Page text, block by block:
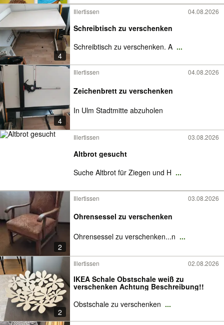
4
Illertissen 04.08.2026
Schreibtisch zu verschenken
Schreibtisch zu verschenken. A ...
4
Illertissen 04.08.2026
Zeichenbrett zu verschenken
In Ulm Stadtmitte abzuholen
Illertissen 03.08.2026
Altbrot gesucht
Suche Altbrot für Ziegen und H ...
2
Illertissen 03.08.2026
Ohrensessel zu verschenken
Ohrensessel zu verschenken...n ...
2
Illertissen 02.08.2026
IKEA Schale Obstschale weiß zu
verschenken Achtung Beschreibung!!
Obstschale zu verschenken ...